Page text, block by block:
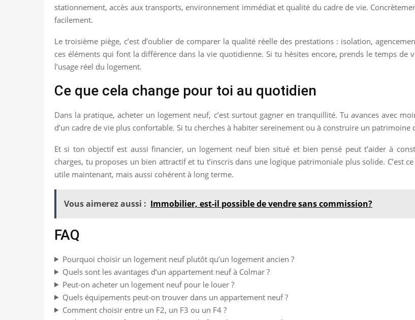
stationnement, accès aux transports, environnement immédiat et qualité du cadre de vie.
facilement.
Le troisième piège, c’est d’oublier de comparer la qualité réelle des prestations : isolation,
ces éléments qui font la différence dans la vie quotidienne. Si tu hésites encore, prends le temps de
l’usage réel du logement.
Ce que cela change pour toi au quotidien
Dans la pratique, acheter un logement neuf, c’est surtout gagner en tranquillité. Tu avances avec
d’un cadre de vie plus confortable. Si tu cherches à habiter sereinement ou à construire un
Et si ton objectif est aussi financier, un logement neuf bien situé et bien pensé peut t’aider à
charges, tu proposes un bien attractif et tu t’inscris dans une logique patrimoniale plus solide. C’est
utile maintenant, mais aussi cohérent à long terme.
Vous aimerez aussi : Immobilier, est-il possible de vendre sans commission?
FAQ
Pourquoi choisir un logement neuf plutôt qu’un logement ancien ?
Quels sont les avantages d’un appartement neuf à Colmar ?
Peut-on acheter un logement neuf pour le louer ?
Quels équipements peut-on trouver dans un appartement neuf ?
Comment choisir entre un F2, un F3 ou un F4 ?